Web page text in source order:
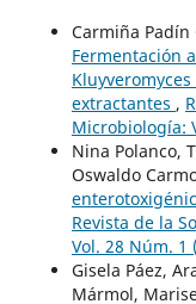
Carmiña Padín
Fermentación
extractantes ,
Microbiología:
Nina Polanco,
Oswaldo
Revista de la
Vol. 28 Núm. 1
Gisela Páez,
Mármol,